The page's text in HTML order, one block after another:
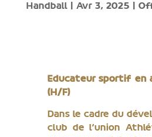
Handball| Avr 3, 2025
Educateur sportif en
(H/F)
Dans le cadre du
club de l’union